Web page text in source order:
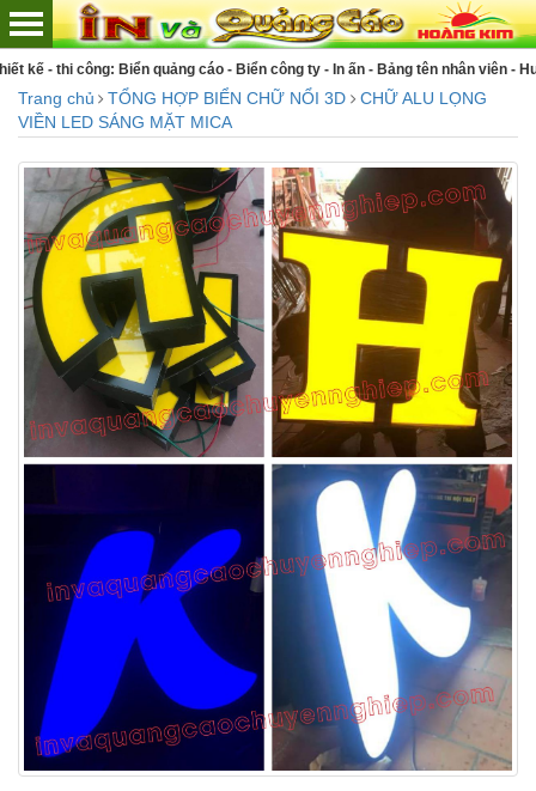
ty - In ấn - Bảng tên nhân viên - Huy hiệu cài áo - Bảng vinh danh - Kỷ
Trang chủ TỔNG HỢP BIỂN CHỮ NỔI 3D
CHỮ ALU LỌNG
VIỀN LED SÁNG MẶT MICA